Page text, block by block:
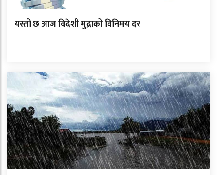
यस्तो छ आज विदेशी मुद्राको विनिमय दर